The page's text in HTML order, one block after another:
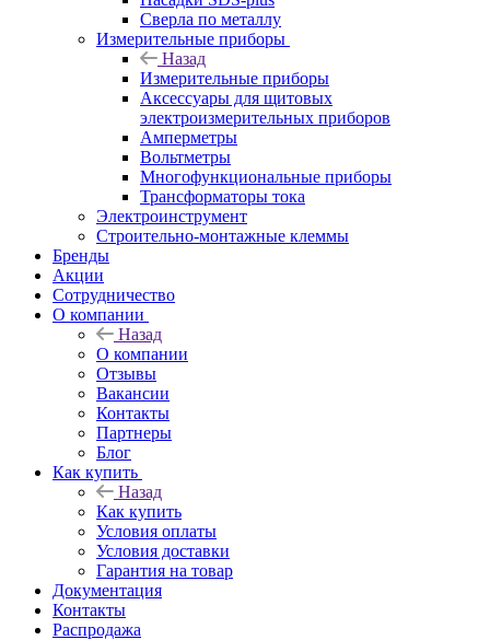
Сверла по металлу
Измерительные приборы
Назад
Измерительные приборы
Аксессуары для щитовых
электроизмерительных приборов
Амперметры
Вольтметры
Многофункциональные приборы
Трансформаторы тока
Электроинструмент
Строительно-монтажные клеммы
Бренды
Акции
Сотрудничество
О компании
Назад
О компании
Отзывы
Вакансии
Контакты
Партнеры
Блог
Как купить
Назад
Как купить
Условия оплаты
Условия доставки
Гарантия на товар
Документация
Контакты
Распродажа